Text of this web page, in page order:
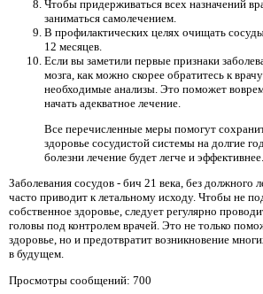
Чтобы придерживаться всех назначений
заниматься самолечением.
В профилактических целях очищать
12 месяцев.
Если вы заметили первые признаки
мозга, как можно скорее обратитесь к
необходимые анализы. Это поможет
начать адекватное лечение.
Все перечисленные меры помогут
здоровье сосудистой системы на долгие
болезни лечение будет легче и эффективнее.
Заболевания сосудов - бич 21 века, без должного
часто приводит к летальному исходу. Чтобы не
собственное здоровье, следует регулярно
головы под контролем врачей. Это не только
здоровье, но и предотвратит возникновение
в будущем.
Просмотры сообщений: 700